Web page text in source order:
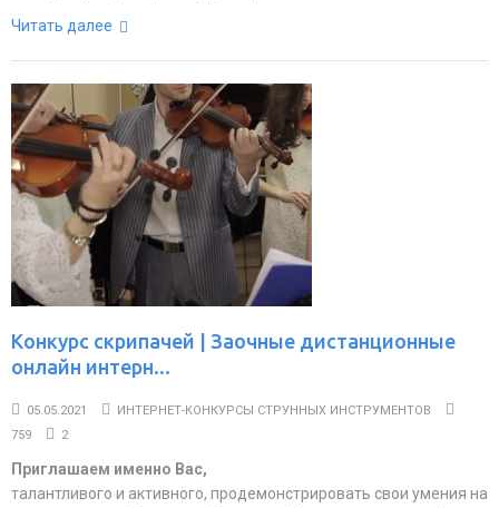
Читать далее
Конкурс скрипачей | Заочные дистанционные
онлайн интерн...
05.05.2021
ИНТЕРНЕТ-КОНКУРСЫ СТРУННЫХ ИНСТРУМЕНТОВ
759
2
Приглашаем именно Вас,
талантливого и активного, продемонстрировать свои умения на